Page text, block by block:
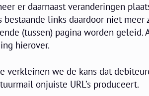
er daarnaast veranderingen
bestaande links daardoor niet
(tussen) pagina worden
hierover.
verkleinen we de kans dat
onjuiste URL’s produceert.